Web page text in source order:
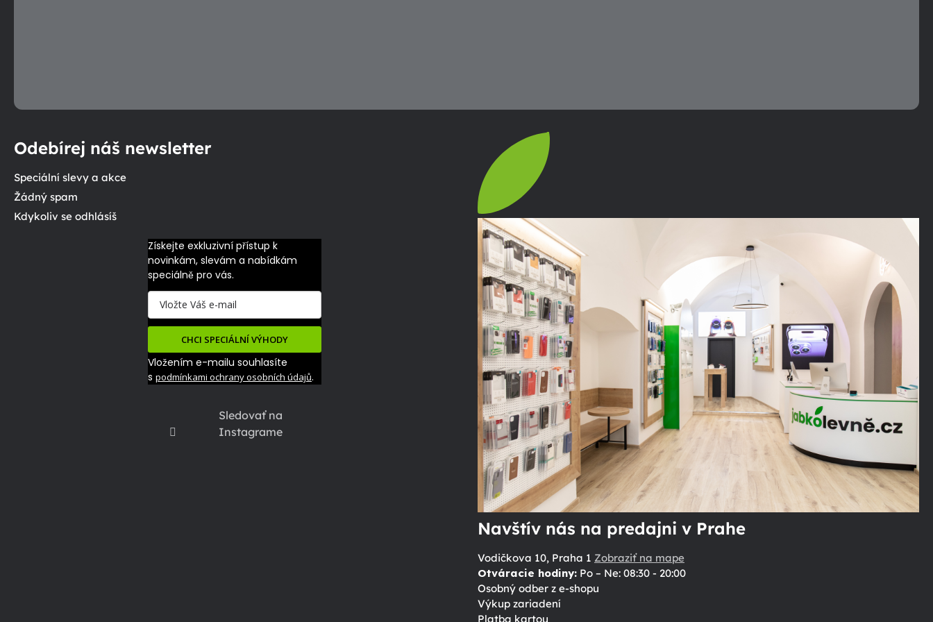
Sledovať na
Instagrame
Odebírej náš newsletter
Speciální slevy a akce
Žádný spam
Kdykoliv se odhlásíš
Získejte exkluzivní přístup k
novinkám, slevám a nabídkám
speciálně pro vás.
CHCI SPECIÁLNÍ VÝHODY
Vložením e-mailu souhlasíte
s podmínkami ochrany osobních údajů.
Navštív nás na predajni v Prahe
Vodičkova 10, Praha 1 Zobraziť na mape
Otváracie hodiny:Po – Ne: 08:30 - 20:00
Osobný odber z e-shopu
Výkup zariadení
Platba kartou